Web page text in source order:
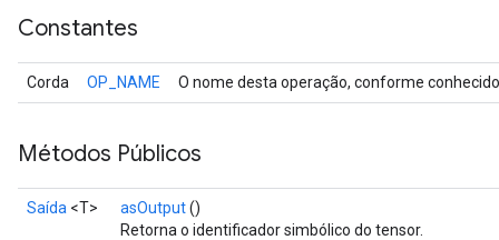
Constantes
Corda OP_NAME O nome desta operação, conforme
Métodos Públicos
Saída <T> asOutput()
Retorna o identificador simbólico do tensor.